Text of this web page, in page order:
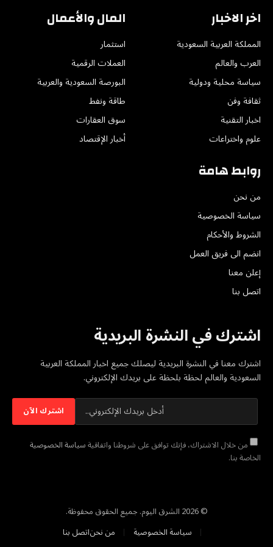
اخر الاخبار
المملكة العربية السعودية
العرب والعالم
سياسة محلية ودولية
ثقافة وفن
اخبار التقنية
علوم واختراعات
المال والأعمال
استثمار
العملات الرقمية
البورصة السعودية والعربية
طاقة ونفط
سوق العقارات
أخبار الإقتصاد
روابط هامة
من نحن
سياسة الخصوصية
الشروط والأحكام
انضم الى فريق العمل
إعلن معنا
اتصل بنا
اشترك في النشرة البريدية
اشترك معنا في النشرة البريدية ليصلك جميع اخبار المملكة العربية
السعودية والعالم لحظة بلحظة على بريدك الإلكتروني.
من خلال الاشتراك، فإنك توافق على شروطنا واتفاقيةسياسة الخصوصية
الخاصة بنا.
© 2026 الشرق اليوم. جميع الحقوق محفوظة.
سياسة الخصوصية
من نحناتصل بنا